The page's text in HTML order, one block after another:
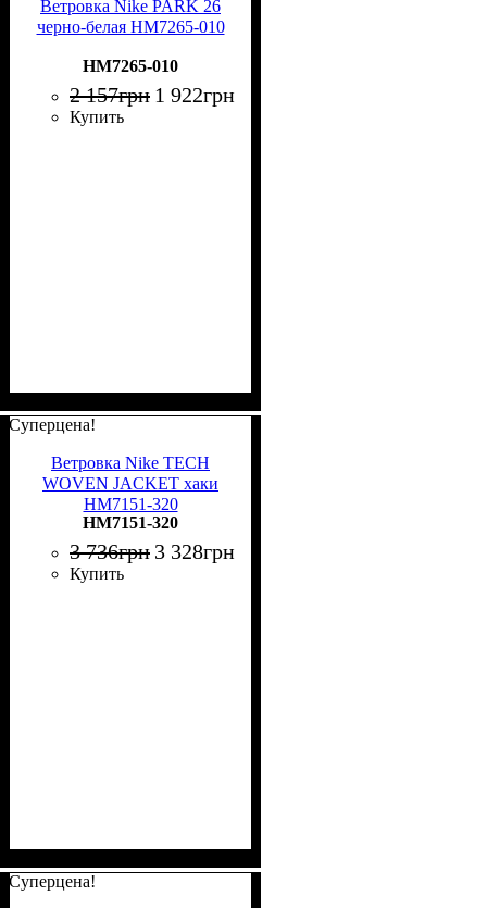
Ветровка Nike PARK 26
черно-белая HM7265-010
HM7265-010
2 157грн 1 922грн
Купить
Суперцена!
Ветровка Nike TECH
WOVEN JACKET хаки
HM7151-320
HM7151-320
3 736грн 3 328грн
Купить
Суперцена!